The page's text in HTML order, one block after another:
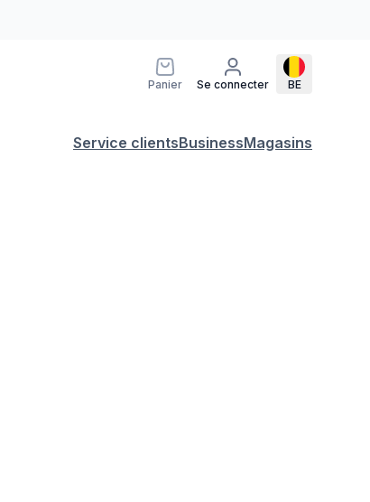
Panier Se connecter BE
Service clientsBusinessMagasins